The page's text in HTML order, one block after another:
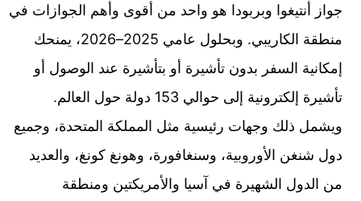
جواز أنتيغوا وبربودا هو واحد من أقوى وأهم الجوازات في
منطقة الكاريبي. وبحلول عامي 2025–2026، يمنحك
إمكانية السفر بدون تأشيرة أو بتأشيرة عند الوصول أو
تأشيرة إلكترونية إلى حوالي 153 دولة حول العالم.
ويشمل ذلك وجهات رئيسية مثل المملكة المتحدة، وجميع
دول شنغن الأوروبية، وسنغافورة، وهونغ كونغ، والعديد
من الدول الشهيرة في آسيا والأمريكتين ومنطقة